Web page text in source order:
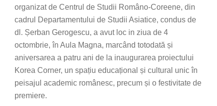
organizat de Centrul de Studii Româno-Coreene, din
cadrul Departamentului de Studii Asiatice, condus de
dl. Șerban Gerogescu, a avut loc in ziua de 4
octombrie, în Aula Magna, marcând totodată și
aniversarea a patru ani de la inaugurarea proiectului
Korea Corner, un spațiu educațional și cultural unic în
peisajul academic românesc, precum și o festivitate de
premiere.